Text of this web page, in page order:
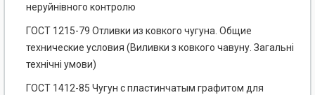
неруйнівного контролю
ГОСТ 1215-79 Отливки из ковкого чугуна. Общие
технические условия (Виливки з ковкого чавуну. Загальні
технічні умови)
ГОСТ 1412-85 Чугун с пластинчатым графитом для